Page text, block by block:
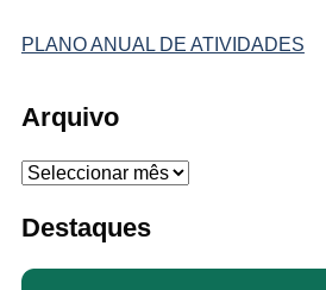
PLANO ANUAL DE ATIVIDADES
Arquivo
Arquivo
Destaques